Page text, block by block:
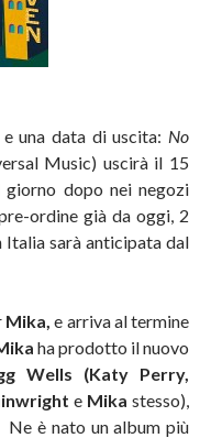
una data di uscita: No
Music) uscirà il 15
dopo nei negozi
ordine già da oggi, 2
Italia sarà anticipata dal
Mika,e arriva al termine
ha prodotto il nuovo
Wells (Katy Perry,
e Mika stesso),
è nato un album più